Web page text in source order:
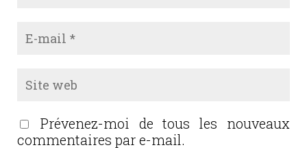
Prévenez-moi de tous les nouveaux
commentaires par e-mail.